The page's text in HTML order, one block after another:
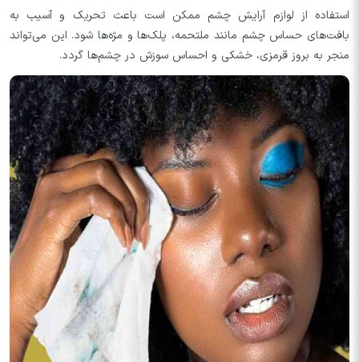
استفاده از لوازم آرایش چشم ممکن است باعث تحریک و آسیب به
بافت‌های حساس چشم مانند ملتحمه، پلک‌ها و مژه‌ها شود. این می‌تواند
منجر به بروز قرمزی، خشکی و احساس سوزش در چشم‌ها گردد.